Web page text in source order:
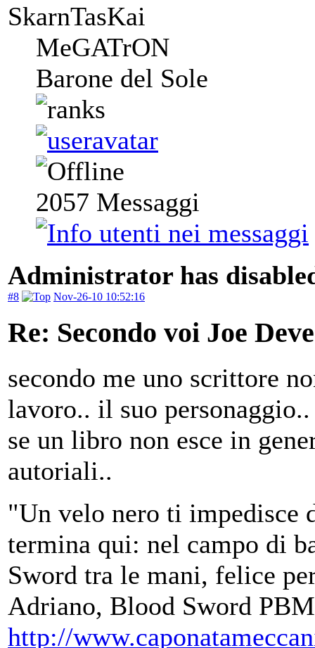
SkarnTasKai
MeGATrON
Barone del Sole
2057 Messaggi
Administrator has
#8 Nov-26-10 10:52:16
Re: Secondo voi Joe
secondo me uno scrittore
lavoro.. il suo
se un libro non esce in
autoriali..
"Un velo nero ti impedisce
termina qui: nel campo di
Sword tra le mani, felice
Adriano, Blood Sword PBM
http://